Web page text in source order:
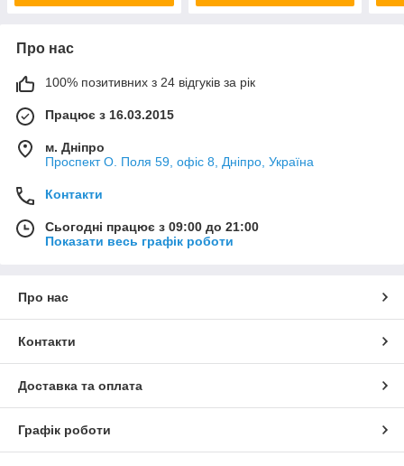
Про нас
100% позитивних з 24 відгуків за рік
Працює з 16.03.2015
м. Дніпро
Проспект О. Поля 59, офіс 8, Дніпро, Україна
Контакти
Сьогодні працює з 09:00 до 21:00
Показати весь графік роботи
Про нас
Контакти
Доставка та оплата
Графік роботи